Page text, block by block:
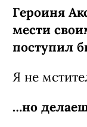
Героиня
мести
поступил
Я не
…но